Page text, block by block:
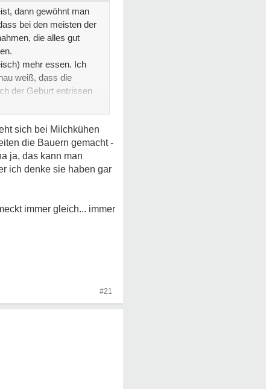
dann gewöhnt man
bei den meisten der
die alles gut
mehr essen. Ich
weiß, dass die
der Geburt entrissen
sich bei Milchkühen
die Bauern gemacht -
ja, das kann man
ich denke sie haben gar
immer gleich... immer
#21